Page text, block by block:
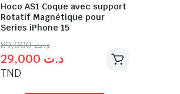
Hoco AS1 Coque avec support
Rotatif Magnétique pour
Series iPhone 15
د.ت89,000
د.ت
TND